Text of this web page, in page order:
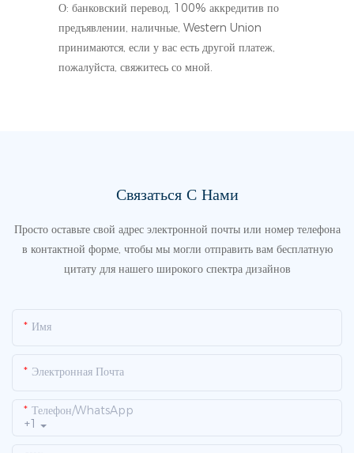
О: банковский перевод, 100% аккредитив по
предъявлении, наличные, Western Union
принимаются, если у вас есть другой платеж,
пожалуйста, свяжитесь со мной.
Связаться С Нами
Просто оставьте свой адрес электронной почты или номер телефона
в контактной форме, чтобы мы могли отправить вам бесплатную
цитату для нашего широкого спектра дизайнов
Имя
Электронная Почта
+1
Телефон/WhatsApp